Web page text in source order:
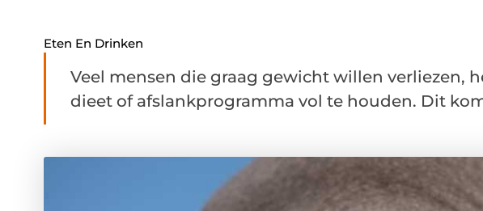
Eten En Drinken
Veel mensen die graag gewicht willen verliezen,
dieet of afslankprogramma vol te houden. Dit